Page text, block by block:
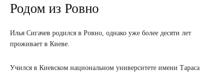
Родом из Ровно
Илья Сигачев родился в Ровно, однако уже более десяти лет
проживает в Киеве.
Учился в Киевском национальном университете имени Тараса